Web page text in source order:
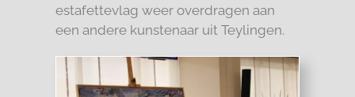
estafettevlag weer overdragen aan
een andere kunstenaar uit Teylingen.